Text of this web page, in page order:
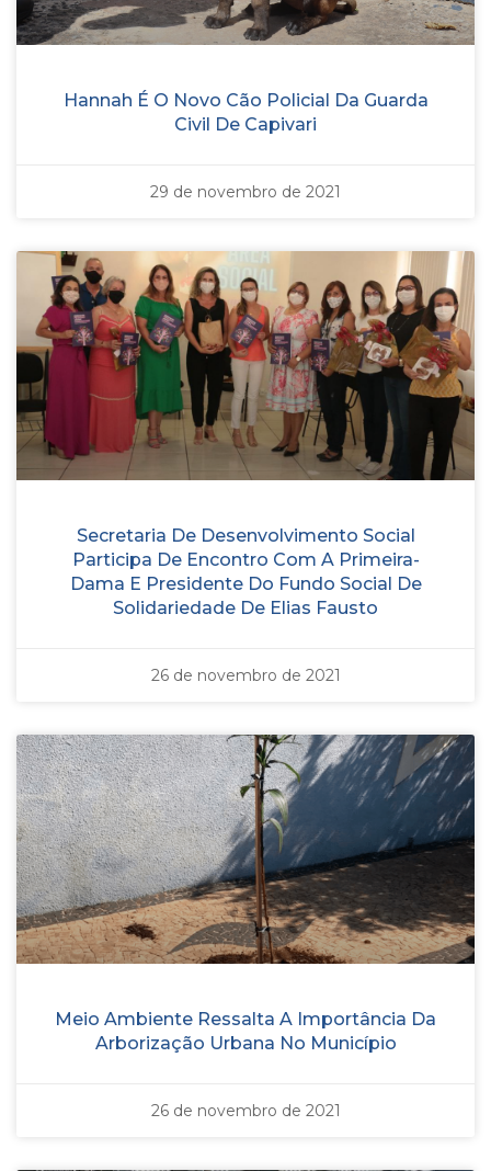
Hannah É O Novo Cão Policial Da Guarda
Civil De Capivari
29 de novembro de 2021
Secretaria De Desenvolvimento Social
Participa De Encontro Com A Primeira-
Dama E Presidente Do Fundo Social De
Solidariedade De Elias Fausto
26 de novembro de 2021
Meio Ambiente Ressalta A Importância Da
Arborização Urbana No Município
26 de novembro de 2021